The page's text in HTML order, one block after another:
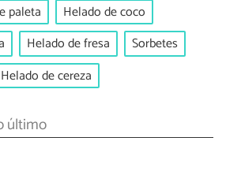
paleta
Helado de coco
Helado de fresa
Sorbetes
Helado de cereza
último